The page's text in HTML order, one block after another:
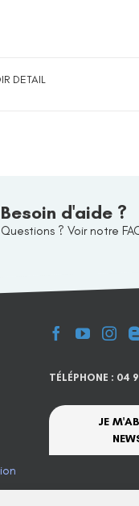
DETAIL
Besoin d'aide ?
Questions ? Voir notre
TÉLÉPHONE : 04
JE